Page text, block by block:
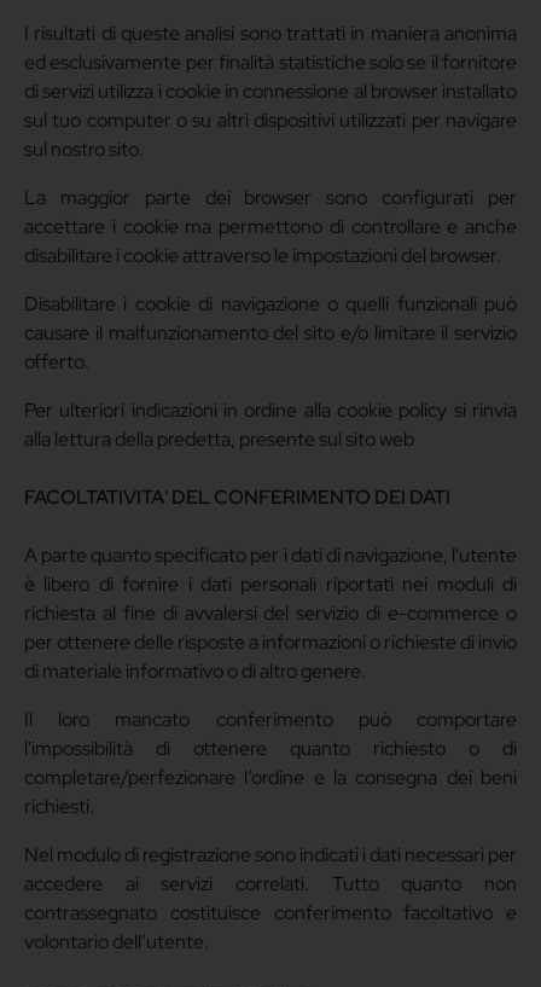
I risultati di queste analisi sono trattati in maniera anonima
ed esclusivamente per finalità statistiche solo se il fornitore
di servizi utilizza i cookie in connessione al browser installato
sul tuo computer o su altri dispositivi utilizzati per navigare
sul nostro sito.
La maggior parte dei browser sono configurati per
accettare i cookie ma permettono di controllare e anche
disabilitare i cookie attraverso le impostazioni del browser.
Disabilitare i cookie di navigazione o quelli funzionali può
causare il malfunzionamento del sito e/o limitare il servizio
offerto.
Per ulteriori indicazioni in ordine alla cookie policy si rinvia
alla lettura della predetta, presente sul sito web
FACOLTATIVITA' DEL CONFERIMENTO DEI DATI
A parte quanto specificato per i dati di navigazione, l'utente
è libero di fornire i dati personali riportati nei moduli di
richiesta al fine di avvalersi del servizio di e-commerce o
per ottenere delle risposte a informazioni o richieste di invio
di materiale informativo o di altro genere.
Il loro mancato conferimento può comportare
l'impossibilità di ottenere quanto richiesto o di
completare/perfezionare l’ordine e la consegna dei beni
richiesti.
Nel modulo di registrazione sono indicati i dati necessari per
accedere ai servizi correlati. Tutto quanto non
contrassegnato costituisce conferimento facoltativo e
volontario dell’utente.